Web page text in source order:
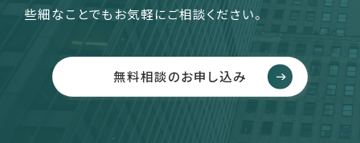
些細なことでもお気軽にご相談ください。
無料相談のお申し込み